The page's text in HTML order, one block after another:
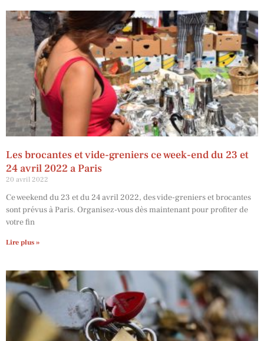
Les brocantes et vide-greniers ce week-end du 23 et
24 avril 2022 a Paris
20 avril 2022
Ce weekend du 23 et du 24 avril 2022, des vide-greniers et brocantes
sont prévus à Paris. Organisez-vous dès maintenant pour profiter de
votre fin
Lire plus »